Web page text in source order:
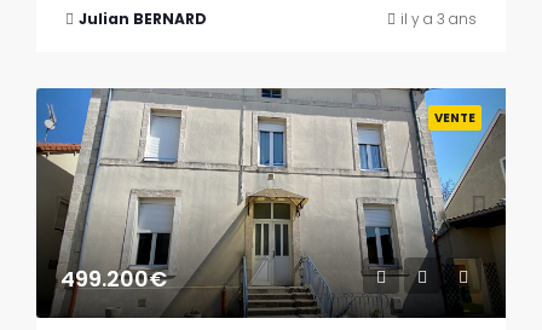
Julian BERNARD il y a 3 ans
VENTE
499.200€
Previous Next